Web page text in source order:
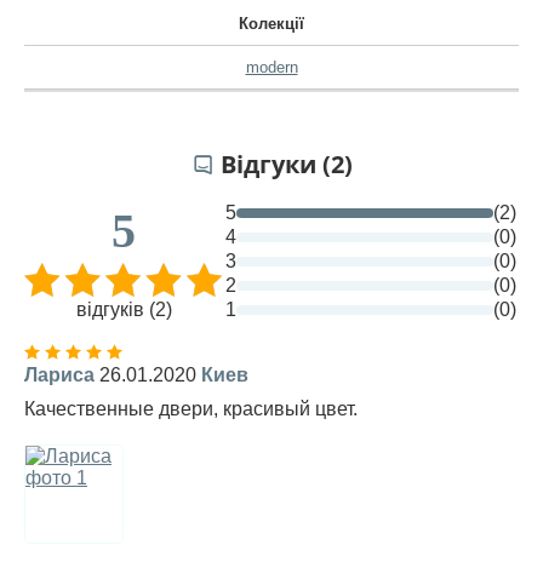
Колекції
modern
Відгуки (2)
5
відгуків (2)
5
(2)
4
(0)
3
(0)
2
(0)
1
(0)
Лариса 26.01.2020 Киев
Качественные двери, красивый цвет.